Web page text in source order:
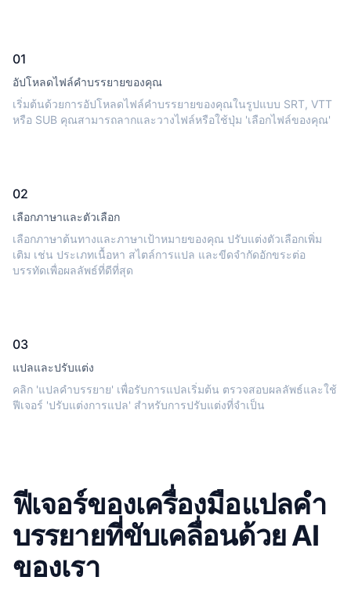
01
อัปโหลดไฟล์คำบรรยายของคุณ
เริ่มต้นด้วยการอัปโหลดไฟล์คำบรรยายของคุณในรูปแบบ SRT, VTT
หรือ SUB คุณสามารถลากและวางไฟล์หรือใช้ปุ่ม 'เลือกไฟล์ของคุณ'
02
เลือกภาษาและตัวเลือก
เลือกภาษาต้นทางและภาษาเป้าหมายของคุณ ปรับแต่งตัวเลือกเพิ่ม
เติม เช่น ประเภทเนื้อหา สไตล์การแปล และขีดจำกัดอักขระต่อ
บรรทัดเพื่อผลลัพธ์ที่ดีที่สุด
03
แปลและปรับแต่ง
คลิก 'แปลคำบรรยาย' เพื่อรับการแปลเริ่มต้น ตรวจสอบผลลัพธ์และใช้
ฟีเจอร์ 'ปรับแต่งการแปล' สำหรับการปรับแต่งที่จำเป็น
ฟีเจอร์ของเครื่องมือแปลคำ
บรรยายที่ขับเคลื่อนด้วย AI
ของเรา